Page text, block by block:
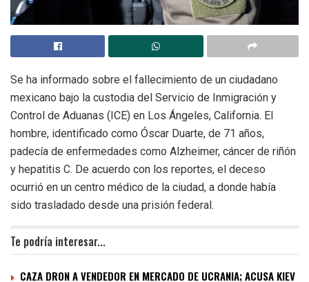
Se ha informado sobre el fallecimiento de un ciudadano
mexicano bajo la custodia del Servicio de Inmigración y
Control de Aduanas (ICE) en Los Ángeles, California. El
hombre, identificado como Óscar Duarte, de 71 años,
padecía de enfermedades como Alzheimer, cáncer de riñón
y hepatitis C. De acuerdo con los reportes, el deceso
ocurrió en un centro médico de la ciudad, a donde había
sido trasladado desde una prisión federal.
Te podría interesar...
CAZA DRON A VENDEDOR EN MERCADO DE UCRANIA; ACUSA KIEV